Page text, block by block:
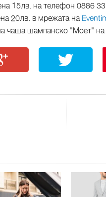
15лв. на телефон 0886
20лв. в мрежата на
чаша шампанско "Моет" на